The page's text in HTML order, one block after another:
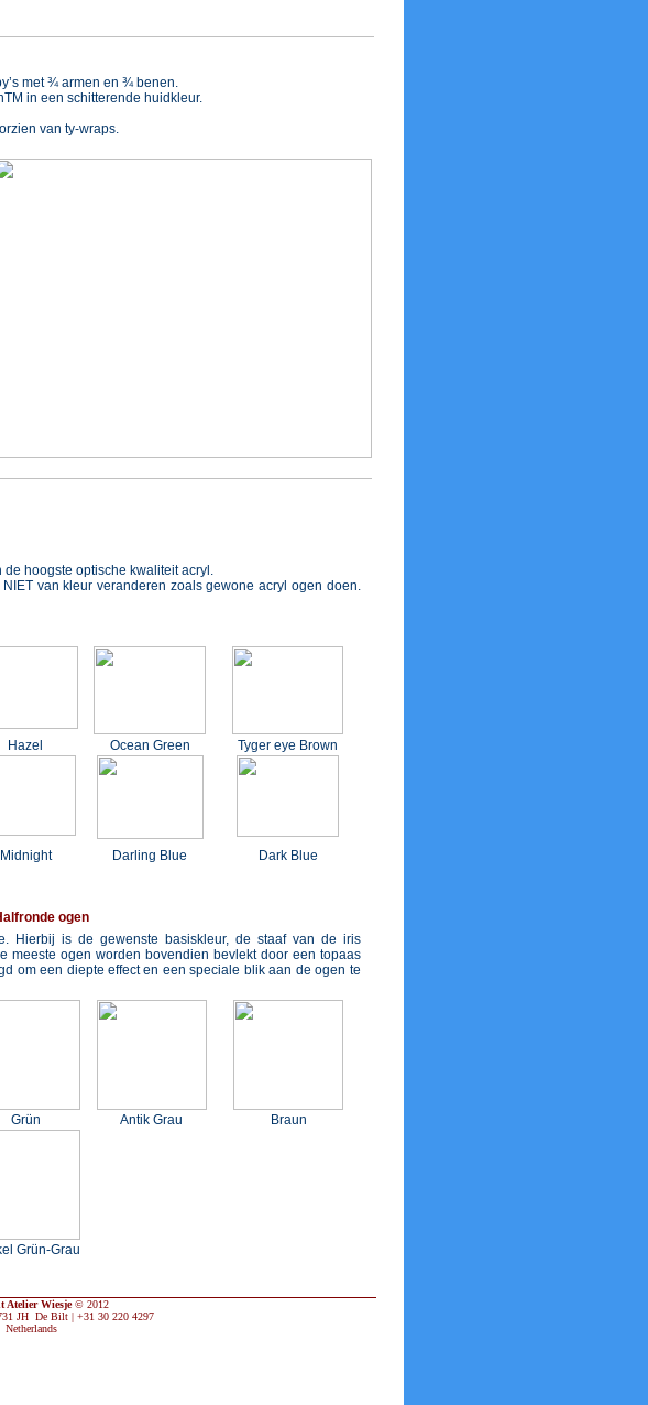
met ¾ armen en ¾ benen.
in een schitterende huidkleur.
van ty-wraps.
hoogste optische kwaliteit acryl.
van kleur veranderen zoals gewone acryl ogen doen.
Hazel Ocean Green Tyger eye Brown
Midnight Darling Blue Dark Blue
ogen
Hierbij is de gewenste basiskleur, de staaf van de iris
meeste ogen worden bovendien bevlekt door een topaas
om een diepte effect en een speciale blik aan de ogen te
Grün Antik Grau Braun
Grün-Grau
Atelier Wiesje© 2012
JH De Bilt | +31 30 220 4297
Netherlands